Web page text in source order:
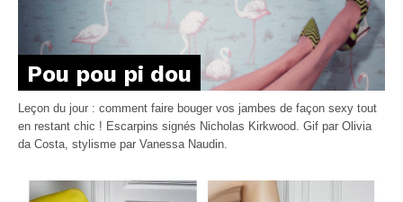
Pou pou pi dou
Leçon du jour : comment faire bouger vos jambes de façon sexy tout
en restant chic ! Escarpins signés Nicholas Kirkwood. Gif par Olivia
da Costa, stylisme par Vanessa Naudin.